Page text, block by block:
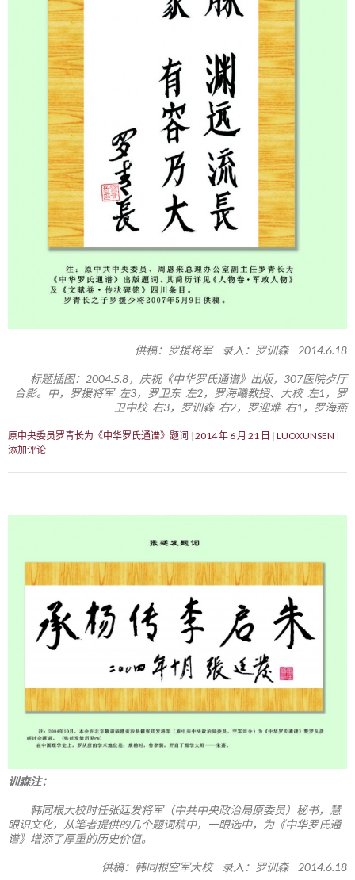
供稿：罗援将军 录入：罗训森 2014.6.18
标题插图：2004.5.8，庆祝《中华罗氏通谱》出版，307医院歺厅
合影。中，罗援将军 左3，罗卫东 左2，罗海曦教授、大校 左1，罗
卫中校 右3，罗训森 右2，罗迎难 右1，罗海燕
原中央委员罗青长为《中华罗氏通谱》题词 2014 年 6 月 21 日
LUOXUNSEN
添加评论
训森注：
韩同根大校时任张廷发将军（中共中央政治局原委员）秘书，慧
眼识文化，从笔者提供的几个题词稿中，一眼选中，为《中华罗氏通
谱》增添了厚重的历史价值。
供稿：韩同根空军大校 录入：罗训森 2014.6.18